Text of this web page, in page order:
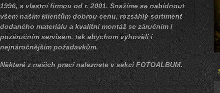
1996, s vlastní firmou od r. 2001. Snažíme se nabídnout
všem našim klientům dobrou cenu, rozsáhlý sortiment
dodaného materiálu a kvalitní montáž se záručním i
pozáručním servisem, tak abychom vyhověli i
nejnáročnějším požadavkům.
Některé z našich prací naleznete v sekci FOTOALBUM.